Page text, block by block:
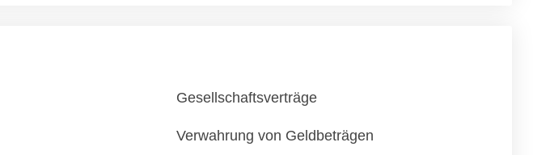
Gesellschaftsverträge
Verwahrung von Geldbeträgen